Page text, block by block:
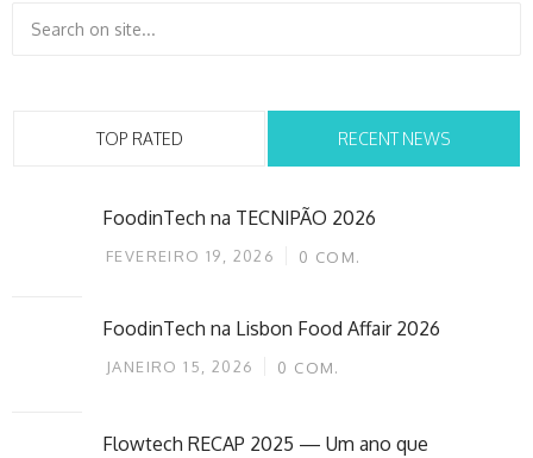
TOP RATED RECENT NEWS
FoodinTech na TECNIPÃO 2026
FEVEREIRO 19, 2026 0 COM.
FoodinTech na Lisbon Food Affair 2026
JANEIRO 15, 2026 0 COM.
Flowtech RECAP 2025 — Um ano que